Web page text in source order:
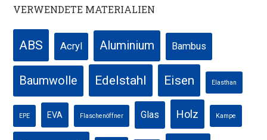
VERWENDETE MATERIALIEN
ABS Acryl Aluminium Bambus
Baumwolle Edelstahl Eisen Elasthan
EPE EVA Flaschenöffner Glas Holz Kampe